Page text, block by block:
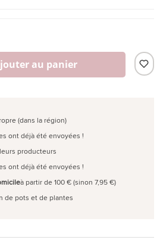
au panier
(dans la région)
ont déjà été envoyées !
producteurs
ont déjà été envoyées !
à partir de 100 € (sinon 7,95 €)
de pots et de plantes